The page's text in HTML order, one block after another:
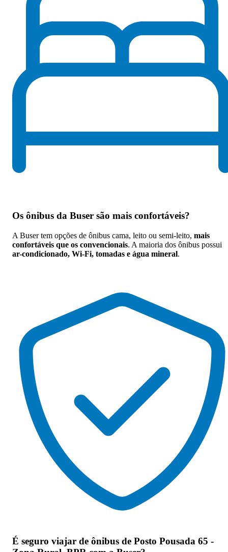
Os ônibus da Buser são mais confortáveis?
A Buser tem opções de ônibus cama, leito ou semi-leito, mais
confortáveis que os convencionais. A maioria dos ônibus possui
ar-condicionado, Wi-Fi, tomadas e água mineral.
É seguro viajar de ônibus de Posto Pousada 65 -